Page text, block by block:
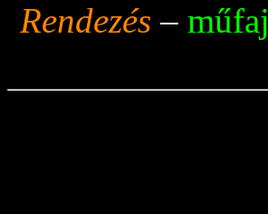
Rendezés – műfaj